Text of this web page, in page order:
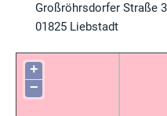
Großröhrsdorfer Straße 3
01825 Liebstadt
+
−